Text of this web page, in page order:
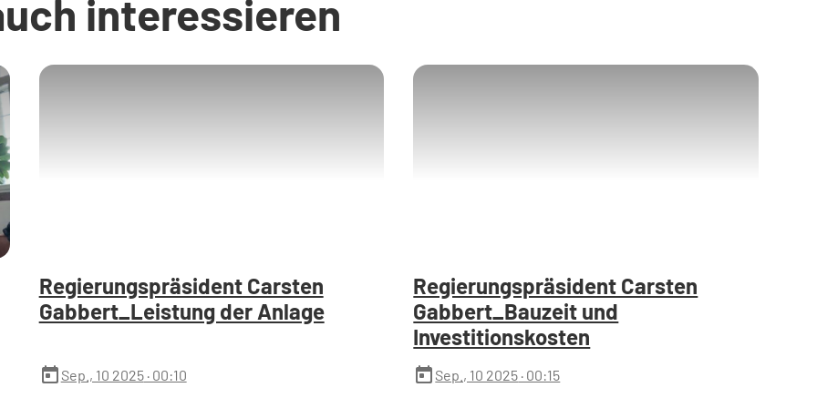
interessieren
Regierungspräsident Carsten
Gabbert_Leistung der Anlage
today Sep., 10 2025· 00:10
Regierungspräsident Carsten
Gabbert_Bauzeit und
Investitionskosten
today Sep., 10 2025 · 00:15